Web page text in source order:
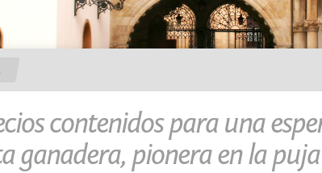
contenidos para una
ganadera, pionera en la